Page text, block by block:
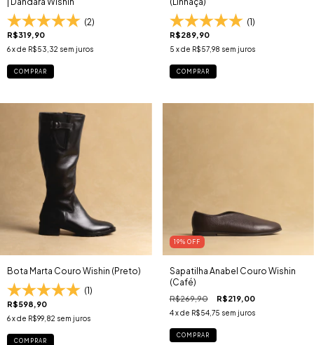
(2)
R$319,90
6x de R$53,32 sem juros
COMPRAR
(1)
R$289,90
5 x de R$57,98 sem juros
COMPRAR
Bota Marta Couro Wishin (Preto)
(1)
R$598,90
6x de R$99,82 sem juros
COMPRAR
19% OFF
Sapatilha Anabel Couro Wishin
(Café)
R$269,90 R$219,00
4 x de R$54,75 sem juros
COMPRAR